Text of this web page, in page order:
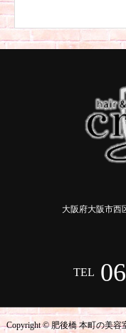
大阪府大阪市西
TEL
Copyright © 肥後橋 本町の美容